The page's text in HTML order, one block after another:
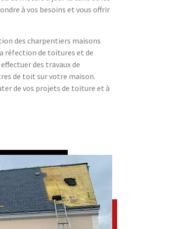
à vos besoins et vous offrir
des charpentiers maisons
réfection de toitures et de
des travaux de
de toit sur votre maison.
de vos projets de toiture et à